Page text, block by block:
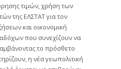
τιμών, χρήση των
της ΕΛΣΤΑΤ για τον
και οικονομική
που συνεχίζουν να
το πρόσθετο
η νέα γεωπολιτική